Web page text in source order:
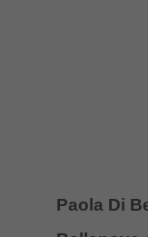
Paola Di